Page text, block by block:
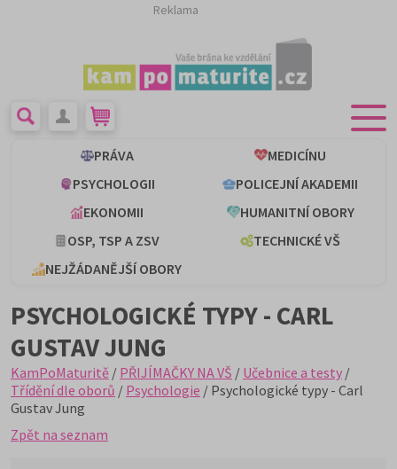
Reklama
PRÁVA
MEDICÍNU
PSYCHOLOGII
POLICEJNÍ AKADEMII
EKONOMII
HUMANITNÍ OBORY
OSP, TSP A ZSV
TECHNICKÉ VŠ
NEJŽÁDANĚJŠÍ OBORY
PSYCHOLOGICKÉ TYPY - CARL
GUSTAV JUNG
KamPoMaturitě / PŘIJÍMAČKY NA VŠ / Učebnice a testy /
Třídění dle oborů / Psychologie / Psychologické typy - Carl
Gustav Jung
Zpět na seznam